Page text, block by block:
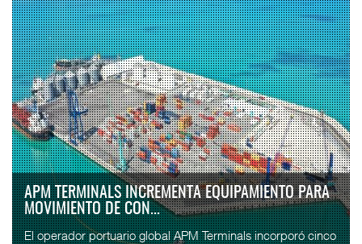
APM TERMINALS INCREMENTA EQUIPAMIENTO PARA
MOVIMIENTO DE CON...
El operador portuario global APM Terminals incorporó cinco